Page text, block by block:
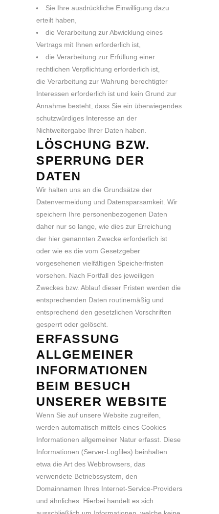
Sie Ihre ausdrückliche Einwilligung dazu
erteilt haben,
die Verarbeitung zur Abwicklung eines
Vertrags mit Ihnen erforderlich ist,
die Verarbeitung zur Erfüllung einer
rechtlichen Verpflichtung erforderlich ist,
die Verarbeitung zur Wahrung berechtigter
Interessen erforderlich ist und kein Grund zur
Annahme besteht, dass Sie ein überwiegendes
schutzwürdiges Interesse an der
Nichtweitergabe Ihrer Daten haben.
LÖSCHUNG BZW.
SPERRUNG DER
DATEN
Wir halten uns an die Grundsätze der
Datenvermeidung und Datensparsamkeit. Wir
speichern Ihre personenbezogenen Daten
daher nur so lange, wie dies zur Erreichung
der hier genannten Zwecke erforderlich ist
oder wie es die vom Gesetzgeber
vorgesehenen vielfältigen Speicherfristen
vorsehen. Nach Fortfall des jeweiligen
Zweckes bzw. Ablauf dieser Fristen werden die
entsprechenden Daten routinemäßig und
entsprechend den gesetzlichen Vorschriften
gesperrt oder gelöscht.
ERFASSUNG
ALLGEMEINER
INFORMATIONEN
BEIM BESUCH
UNSERER WEBSITE
Wenn Sie auf unsere Website zugreifen,
werden automatisch mittels eines Cookies
Informationen allgemeiner Natur erfasst. Diese
Informationen (Server-Logfiles) beinhalten
etwa die Art des Webbrowsers, das
verwendete Betriebssystem, den
Domainnamen Ihres Internet-Service-Providers
und ähnliches. Hierbei handelt es sich